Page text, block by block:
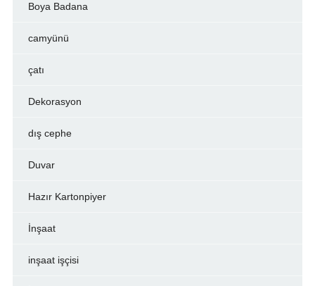
Boya Badana
camyünü
çatı
Dekorasyon
dış cephe
Duvar
Hazır Kartonpiyer
İnşaat
inşaat işçisi